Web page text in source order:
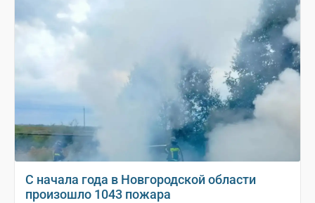
С начала года в Новгородской области
произошло 1043 пожара